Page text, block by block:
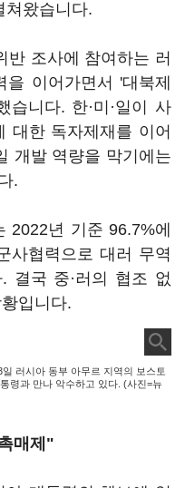
쳐왔습니다.
반 조사에 참여하는 러
이어가면서 '대북제
습니다. 한·미·일이 사
대한 독자제재를 이어
개발 역량을 막기에는
.
2022년 기준 96.7%에
사협력으로 대러 무역
결국 중·러의 협조 없
입니다.
러시아 동부 아무르 지역의 보스토
령과 만나 악수하고 있다. (사진=뉴
매제"